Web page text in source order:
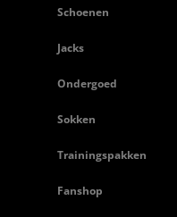
Schoenen
Jacks
Ondergoed
Sokken
Trainingspakken
Fanshop